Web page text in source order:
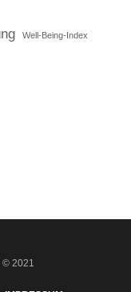
Well-Being-Index
© 2021